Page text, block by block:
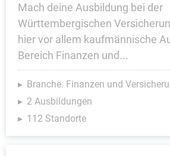
Mach deine Ausbildung bei der
Württembergischen
hier vor allem kaufmännische
Bereich Finanzen und...
Branche: Finanzen und
2 Ausbildungen
112 Standorte